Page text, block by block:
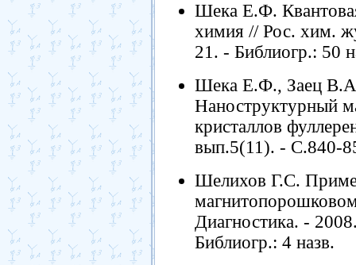
Шека Е.Ф.
химия // Рос. хим.
21. - Библиогр.: 50
Шека Е.Ф., Заец
Наноструктурный
кристаллов
вып.5(11). - С.840-
Шелихов Г.С.
Диагностика. -
Библиогр.: 4 назв.